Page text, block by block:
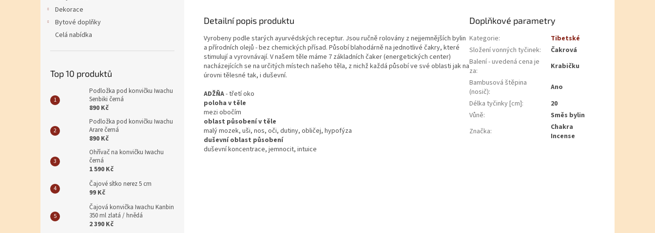
Dekorace
Bytové doplňky
Celá nabídka
Top 10 produktů
Podložka pod konvičku Iwachu
Senbiki černá
890 Kč
Podložka pod konvičku Iwachu
Arare černá
890 Kč
Ohřívač na konvičku Iwachu
černá
1 590 Kč
Čajové sítko nerez 5 cm
99 Kč
Čajová konvička Iwachu Kanbin
350 ml zlatá / hnědá
2 390 Kč
Detailní popis produktu
Vyrobeny podle starých ayurvédských receptur. Jsou ručně rolovány z nejjemnějších bylin
a přírodních olejů - bez chemických přísad. Působí blahodárně na jednotlivé čakry, které
stimulují a vyrovnávají. V našem těle máme 7 základních čaker (energetických center)
nacházejících se na určitých místech našeho těla, z nichž každá působí ve své oblasti jak na
úrovni tělesné tak, i duševní.
ADŽŇA- třetí oko
poloha v těle
mezi obočím
oblast působení v těle
malý mozek, uši, nos, oči, dutiny, obličej, hypofýza
duševní oblast působení
duševní koncentrace, jemnocit, intuice
Doplňkové parametry
Kategorie:
Tibetské
Složení vonných tyčinek:
Čakrová
Balení - uvedená cena je
za:
Krabičku
Bambusová štěpina
(nosič):
Ano
Délka tyčinky [cm]:
20
Vůně:
Směs bylin
Značka:
Chakra
Incense